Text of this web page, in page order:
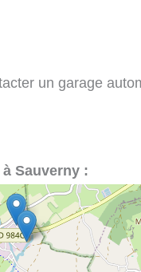
un garage
Sauverny :